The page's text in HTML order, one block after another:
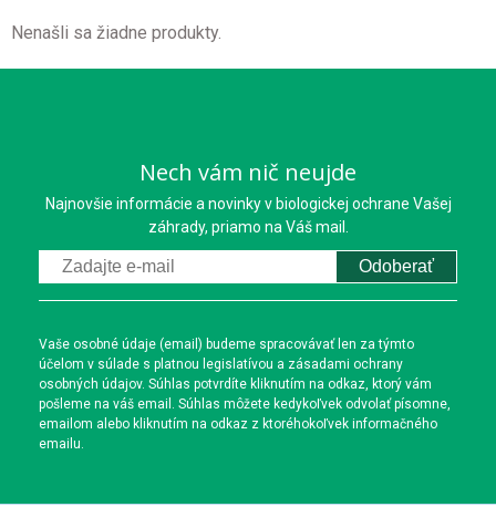
Nenašli sa žiadne produkty.
Nech vám nič neujde
Najnovšie informácie a novinky v biologickej ochrane Vašej
záhrady, priamo na Váš mail.
Odoberať
Vaše osobné údaje (email) budeme spracovávať len za týmto
účelom v súlade s platnou legislatívou a zásadami ochrany
osobných údajov. Súhlas potvrdíte kliknutím na odkaz, ktorý vám
pošleme na váš email. Súhlas môžete kedykoľvek odvolať písomne,
emailom alebo kliknutím na odkaz z ktoréhokoľvek informačného
emailu.